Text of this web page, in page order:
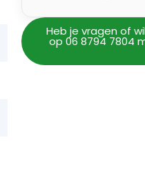
Heb je vragen of
op 06 8794 7804